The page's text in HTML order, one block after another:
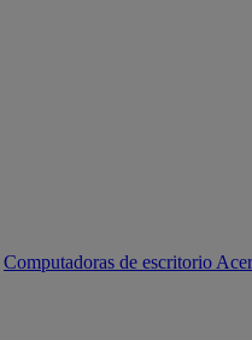
Computadoras de escritorio